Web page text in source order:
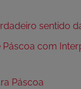
sentido
Páscoa com
Páscoa